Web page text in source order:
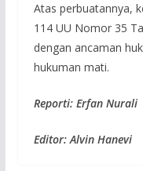
Atas perbuatannya,
114 UU Nomor 35
dengan ancaman
hukuman mati.
Reporti: Erfan Nurali
Editor: Alvin Hanevi